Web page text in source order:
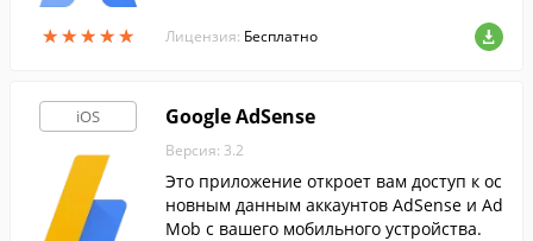
★★★★★
★★★★★
льных клиентов по вашей рекламе.
Лицензия: Бесплатно
iOS Google AdSense
Версия: 3.2
Это приложение откроет вам доступ к ос
новным данным аккаунтов AdSense и Ad
Mob с вашего мобильного устройства.